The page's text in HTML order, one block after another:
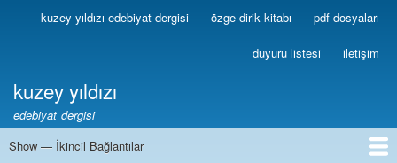
Ana
içeriğe
Birincilkuzey yıldızı edebiyat dergisi özge dirik kitabı pdf dosyaları
duyuru listesi iletişim
kuzey yıldızı
edebiyat dergisi
İkincil
Show — İkincil Bağlantılar